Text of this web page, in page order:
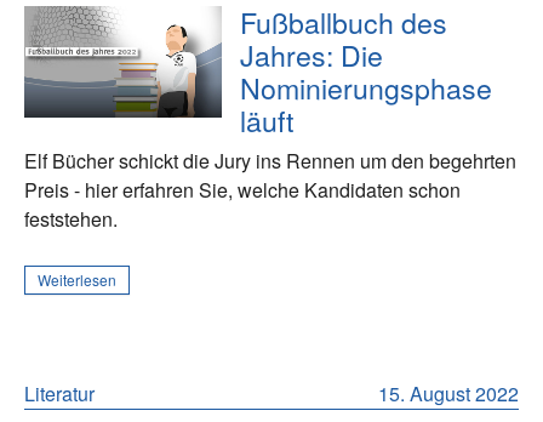
Fußballbuch des
Jahres: Die
Nominierungsphase
läuft
Elf Bücher schickt die Jury ins Rennen um den begehrten
Preis - hier erfahren Sie, welche Kandidaten schon
feststehen.
Weiterlesen
15. August 2022
Literatur